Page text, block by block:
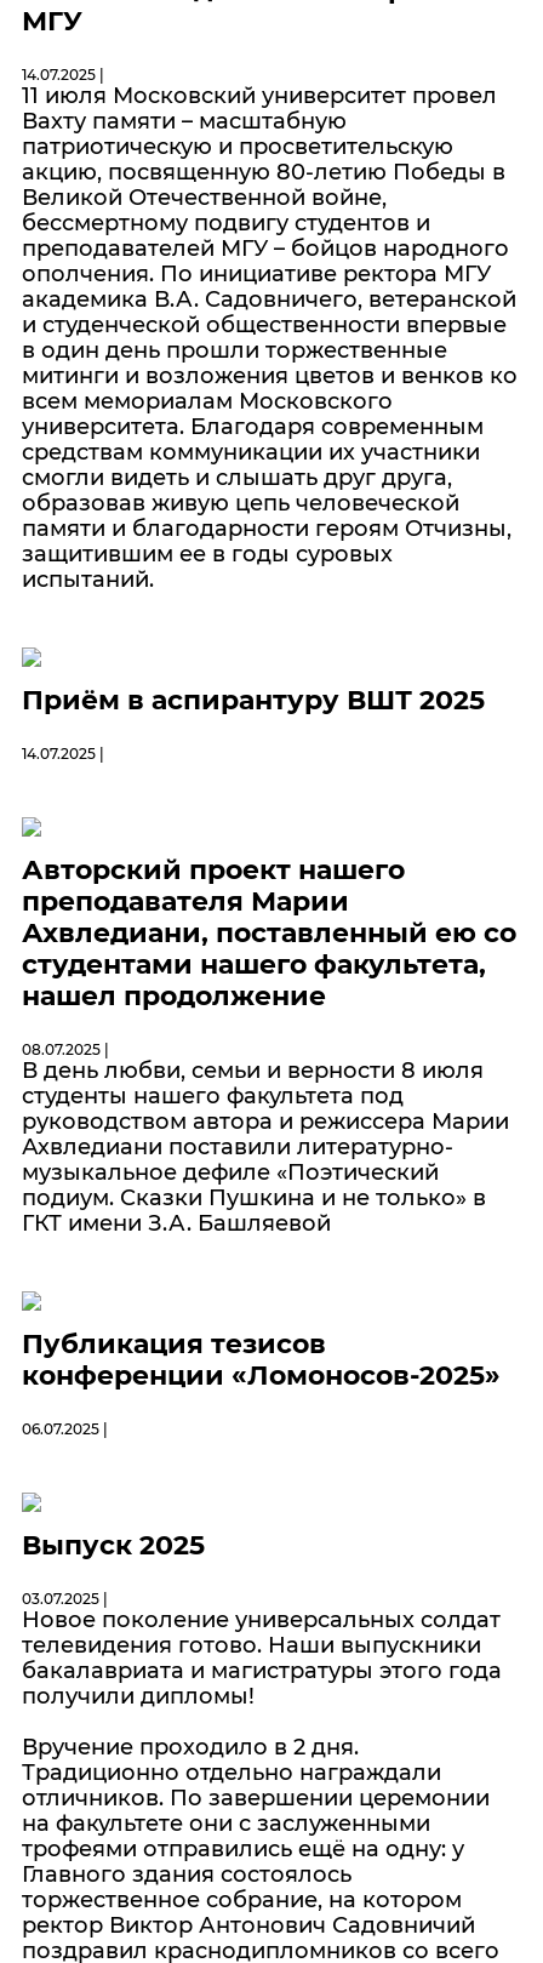
МГУ
14.07.2025 |
11 июля Московский университет провел
Вахту памяти – масштабную
патриотическую и просветительскую
акцию, посвященную 80-летию Победы в
Великой Отечественной войне,
бессмертному подвигу студентов и
преподавателей МГУ – бойцов народного
ополчения. По инициативе ректора МГУ
академика В.А. Садовничего, ветеранской
и студенческой общественности впервые
в один день прошли торжественные
митинги и возложения цветов и венков ко
всем мемориалам Московского
университета. Благодаря современным
средствам коммуникации их участники
смогли видеть и слышать друг друга,
образовав живую цепь человеческой
памяти и благодарности героям Отчизны,
защитившим ее в годы суровых
испытаний.
Приём в аспирантуру ВШТ 2025
14.07.2025 |
Авторский проект нашего
преподавателя Марии
Ахвледиани, поставленный ею со
студентами нашего факультета,
нашел продолжение
08.07.2025 |
В день любви, семьи и верности 8 июля
студенты нашего факультета под
руководством автора и режиссера Марии
Ахвледиани поставили литературно-
музыкальное дефиле «Поэтический
подиум. Сказки Пушкина и не только» в
ГКТ имени З.А. Башляевой
Публикация тезисов
конференции «Ломоносов-2025»
06.07.2025 |
Выпуск 2025
03.07.2025 |
Новое поколение универсальных солдат
телевидения готово. Наши выпускники
бакалавриата и магистратуры этого года
получили дипломы!
Вручение проходило в 2 дня.
Традиционно отдельно награждали
отличников. По завершении церемонии
на факультете они с заслуженными
трофеями отправились ещё на одну: у
Главного здания состоялось
торжественное собрание, на котором
ректор Виктор Антонович Садовничий
поздравил краснодипломников со всего